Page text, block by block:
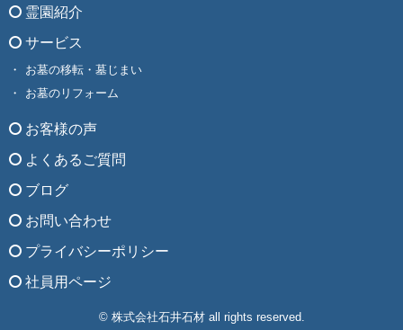
霊園紹介
サービス
お墓の移転・墓じまい
お墓のリフォーム
お客様の声
よくあるご質問
ブログ
お問い合わせ
プライバシーポリシー
社員用ページ
© 株式会社石井石材 all rights reserved.